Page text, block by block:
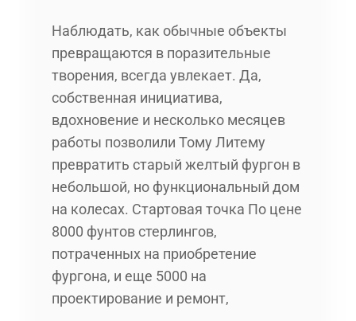
Наблюдать, как обычные объекты
превращаются в поразительные
творения, всегда увлекает. Да,
собственная инициатива,
вдохновение и несколько месяцев
работы позволили Тому Литему
превратить старый желтый фургон в
небольшой, но функциональный дом
на колесах. Стартовая точка По цене
8000 фунтов стерлингов,
потраченных на приобретение
фургона, и еще 5000 на
проектирование и ремонт,